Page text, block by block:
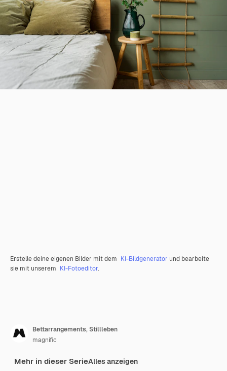
Erstelle deine eigenen Bilder mit dem KI-Bildgenerator und bearbeite
sie mit unserem KI-Fotoeditor.
Bettarrangements, Stillleben
magnific
Mehr in dieser SerieAlles anzeigen